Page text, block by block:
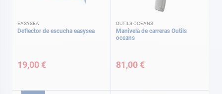
EASYSEA
Deflector de escucha easysea
19,00 €
OUTILS OCEANS
Manivela de carreras Outils
oceans
81,00 €